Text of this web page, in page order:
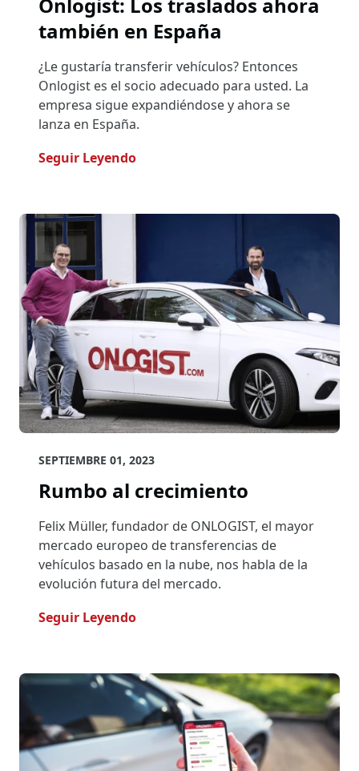
también en España
¿Le gustaría transferir vehículos? Entonces
Onlogist es el socio adecuado para usted. La
empresa sigue expandiéndose y ahora se
lanza en España.
Seguir Leyendo- Onlogist: Los Traslados Ahora
SEPTIEMBRE 01, 2023
Rumbo al crecimiento
Felix Müller, fundador de ONLOGIST, el mayor
mercado europeo de transferencias de
vehículos basado en la nube, nos habla de la
evolución futura del mercado.
Seguir Leyendo- Rumbo Al Crecimiento